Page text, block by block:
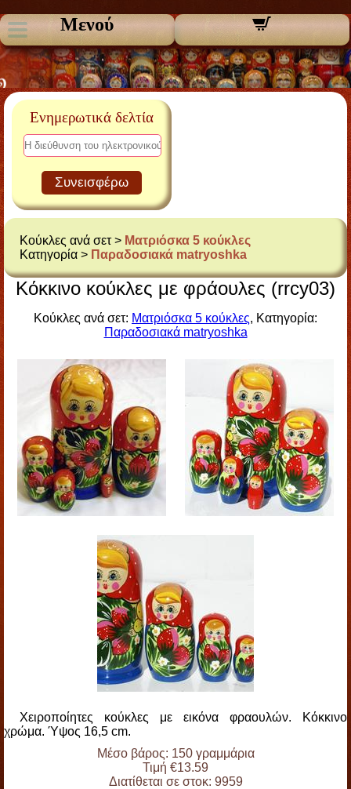
Μενού
Ενημερωτικά δελτία
Συνεισφέρω
Κούκλες ανά σετ > Ματριόσκα 5 κούκλες
Κατηγορία > Παραδοσιακά matryoshka
Κόκκινο κούκλες με φράουλες (rrcy03)
Κούκλες ανά σετ: Ματριόσκα 5 κούκλες, Κατηγορία:
Παραδοσιακά matryoshka
Χειροποίητες κούκλες με εικόνα φραουλών. Κόκκινο
χρώμα. Ύψος 16,5 cm.
Μέσο βάρος: 150 γραμμάρια
Τιμή €13.59
Διατίθεται σε στοκ: 9959